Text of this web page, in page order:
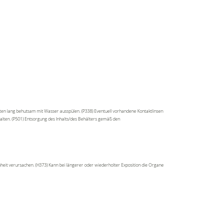
lang behutsam mit Wasser ausspülen. (P338) Eventuell vorhandene Kontaktlinsen
(P501) Entsorgung des Inhalts/des Behälters gemäß den
verursachen. (H373) Kann bei längerer oder wiederholter Exposition die Organe